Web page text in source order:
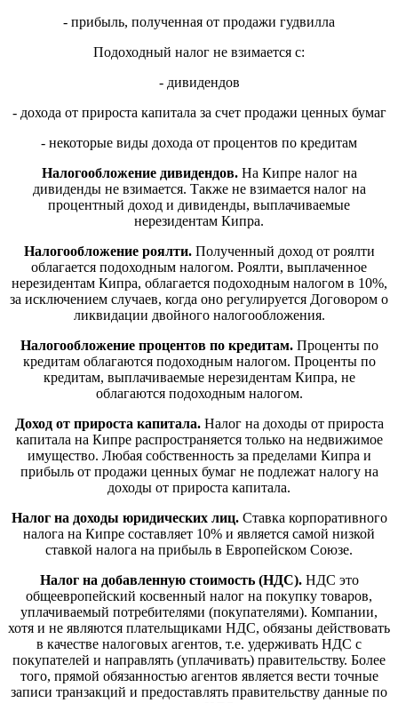
- прибыль, полученная от продажи гудвилла
Подоходный налог не взимается с:
- дивидендов
- дохода от прироста капитала за счет продажи ценных бумаг
- некоторые виды дохода от процентов по кредитам
Налогообложение дивидендов. На Кипре налог на
дивиденды не взимается. Также не взимается налог на
процентный доход и дивиденды, выплачиваемые
нерезидентам Кипра.
Налогообложение роялти. Полученный доход от роялти
облагается подоходным налогом. Роялти, выплаченное
нерезидентам Кипра, облагается подоходным налогом в 10%,
за исключением случаев, когда оно регулируется Договором о
ликвидации двойного налогообложения.
Налогообложение процентов по кредитам. Проценты по
кредитам облагаются подоходным налогом. Проценты по
кредитам, выплачиваемые нерезидентам Кипра, не
облагаются подоходным налогом.
Доход от прироста капитала. Налог на доходы от прироста
капитала на Кипре распространяется только на недвижимое
имущество. Любая собственность за пределами Кипра и
прибыль от продажи ценных бумаг не подлежат налогу на
доходы от прироста капитала.
Налог на доходы юридических лиц. Ставка корпоративного
налога на Кипре составляет 10% и является самой низкой
ставкой налога на прибыль в Европейском Союзе.
Налог на добавленную стоимость (НДС). НДС это
общеевропейский косвенный налог на покупку товаров,
уплачиваемый потребителями (покупателями). Компании,
хотя и не являются плательщиками НДС, обязаны действовать
в качестве налоговых агентов, т.е. удерживать НДС с
покупателей и направлять (уплачивать) правительству. Более
того, прямой обязанностью агентов является вести точные
записи транзакций и предоставлять правительству данные по